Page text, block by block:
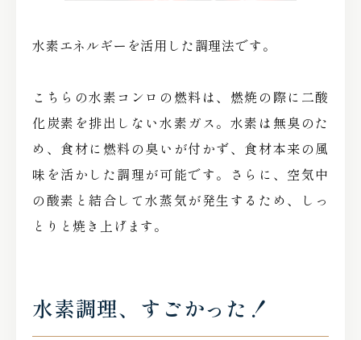
水素エネルギーを活用した調理法です。
こちらの水素コンロの燃料は、燃焼の際に二酸
化炭素を排出しない水素ガス。水素は無臭のた
め、食材に燃料の臭いが付かず、食材本来の風
味を活かした調理が可能です。さらに、空気中
の酸素と結合して水蒸気が発生するため、しっ
とりと焼き上げます。
水素調理、すごかった！